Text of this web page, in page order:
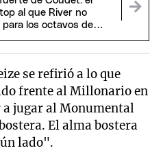
al que River no
para los octavos de
se refirió a lo que
frente al Millonario en
jugar al Monumental
El alma bostera
lado".